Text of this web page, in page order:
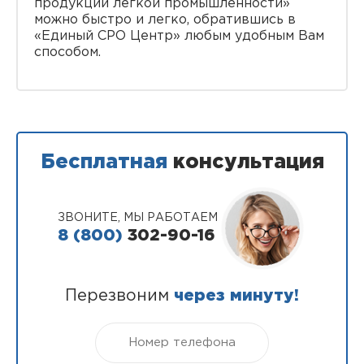
продукции легкой промышленности»
можно быстро и легко, обратившись в
«Единый СРО Центр» любым удобным Вам
способом.
Бесплатная консультация
ЗВОНИТЕ, МЫ РАБОТАЕМ
8 (800) 302-90-16
Перезвоним через минуту!